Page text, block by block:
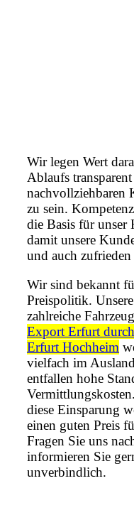
Wir legen Wert
Ablaufs
nachvollziehbaren
zu sein.
die Basis für unser
damit unsere
und auch
Wir sind bekannt
Preispolitik.
zahlreiche
Export Erfurt
Erfurt Hochheim
vielfach im
entfallen hohe
diese Einsparung
einen guten Preis
Fragen Sie uns
informieren Sie
unverbindlich.